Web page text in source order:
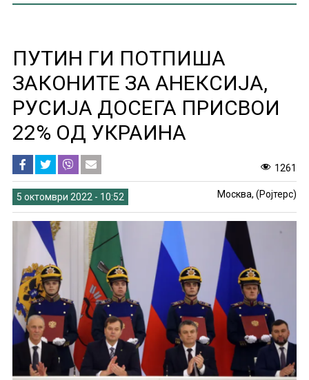
ПУТИН ГИ ПОТПИША
ЗАКОНИТЕ ЗА АНЕКСИЈА,
РУСИЈА ДОСЕГА ПРИСВОИ
22% ОД УКРАИНА
1261
5 октомври 2022 - 10:52 Москва, (Ројтерс)